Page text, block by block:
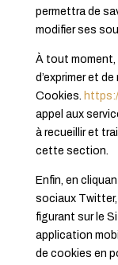
permettra de
modifier ses
À tout moment,
d’exprimer et
Cookies.
appel aux
à recueillir et
cette section.
Enfin, en
sociaux
figurant sur le
application
de cookies en